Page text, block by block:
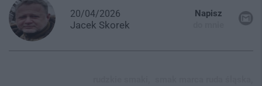
20/04/2026
Jacek Skorek
Napisz